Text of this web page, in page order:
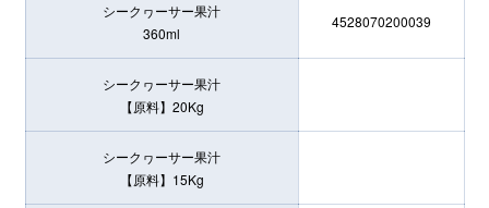
シークヮーサー果汁
360ml
4528070200039
シークヮーサー果汁
【原料】20Kg
シークヮーサー果汁
【原料】15Kg